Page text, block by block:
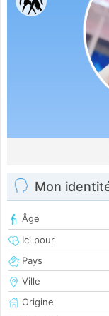
Mon
Âge
Ici pour
Pays
Ville
Origine